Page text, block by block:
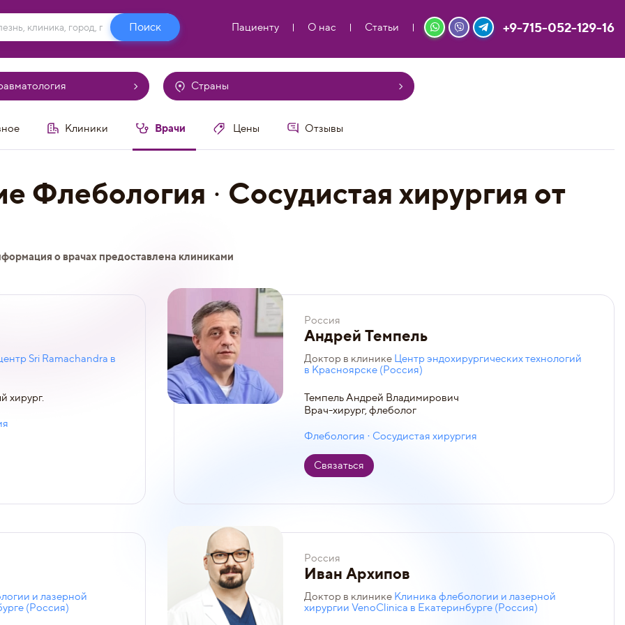
Пациенту О нас Статьи +9-715-052-129-16
Страны
Клиники Врачи Цены Отзывы
Флебология · Сосудистая хирургия от
о врачах предоставлена клиниками
Sri Ramachandra в
хирург.
Россия
Андрей Темпель
Доктор в клинике Центр эндохирургических технологий
в Красноярске (Россия)
Темпель Андрей Владимирович
Врач-хирург, флеболог
Флебология · Сосудистая хирургия
Связаться
и лазерной
(Россия)
Россия
Иван Архипов
Доктор в клинике Клиника флебологии и лазерной
хирургии VenoClinica в Екатеринбурге (Россия)